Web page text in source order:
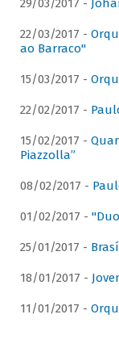
29/03/2017 -
22/03/2017 -
ao Barraco"
15/03/2017 -
22/02/2017 -
15/02/2017 -
Piazzolla”
08/02/2017 -
01/02/2017 -
25/01/2017 -
18/01/2017 -
11/01/2017 -